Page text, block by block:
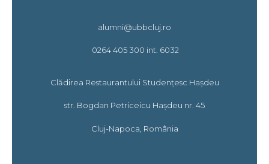
alumni@ubbcluj.ro
0264 405 300 int. 6032
Clădirea Restaurantului Studențesc Hașdeu
str. Bogdan Petriceicu Hașdeu nr. 45
Cluj-Napoca, România